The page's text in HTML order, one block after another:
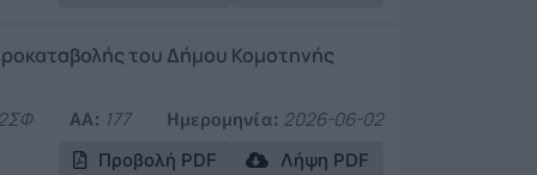
του Δήμου Κομοτηνής
ΑΑ: 177 Ημερομηνία: 2026-06-02
Προβολή PDF Λήψη PDF